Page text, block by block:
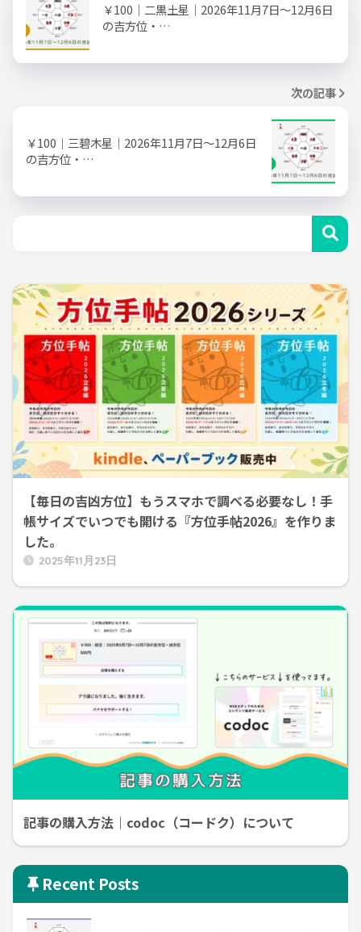
￥100｜二黒土星｜2026年11月7日～12月6日
の吉方位・…
次の記事
￥100｜三碧木星｜2026年11月7日～12月6日
の吉方位・…
【毎日の吉凶方位】もうスマホで調べる必要なし！手
帳サイズでいつでも開ける『方位手帖2026』を作りま
した。
2025年11月23日
記事の購入方法｜codoc（コードク）について
Recent Posts